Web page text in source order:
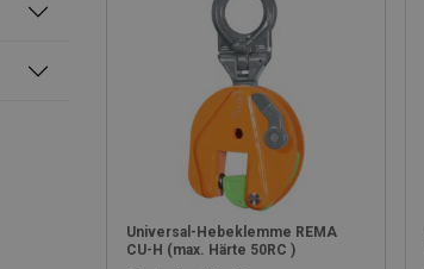
Universal-Hebeklemme REMA
CU-H (max. Härte 50RC )